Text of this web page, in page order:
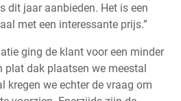
dit jaar aanbieden. Het is een
met een interessante prijs.”
ging de klant voor een minder
plat dak plaatsen we meestal
kregen we echter de vraag om